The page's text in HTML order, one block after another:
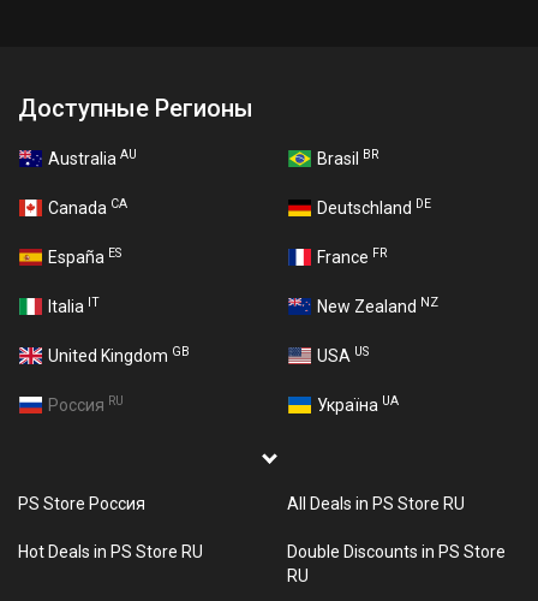
Доступные Регионы
Australia AU Brasil BR
Canada CA Deutschland DE
España ES France FR
Italia IT New Zealand NZ
United Kingdom GB USA US
Россия RU Україна UA
PS Store Россия All Deals in PS Store RU
Hot Deals in PS Store RU
Double Discounts in PS Store
RU